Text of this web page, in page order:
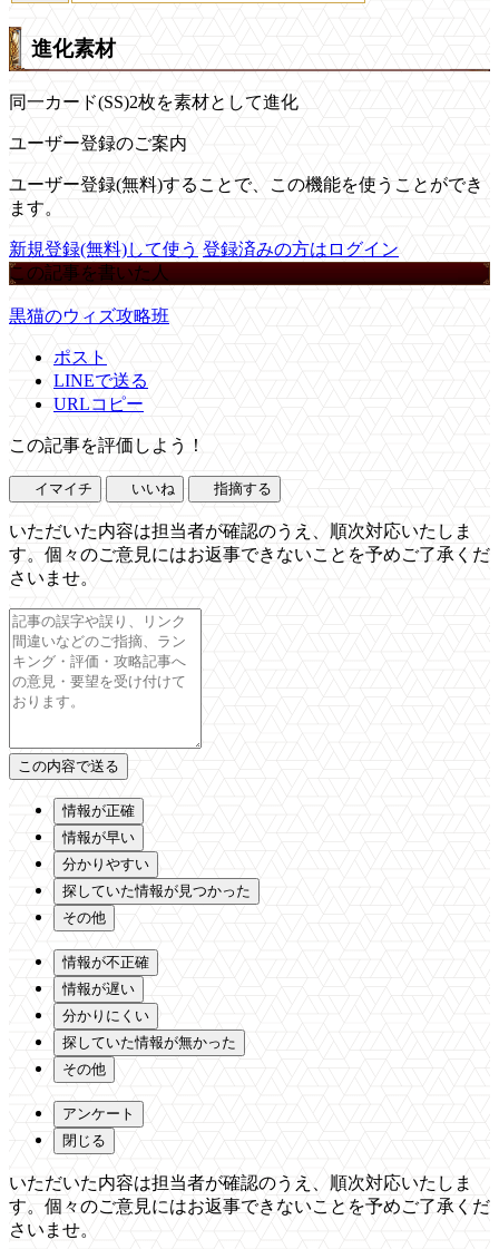
進化素材
同一カード(SS)2枚を素材として進化
ユーザー登録のご案内
ユーザー登録(無料)することで、この機能を使うことができ
ます。
新規登録(無料)して使う 登録済みの方はログイン
この記事を書いた人
黒猫のウィズ攻略班
ポスト
LINEで送る
URLコピー
この記事を評価しよう！
イマイチ いいね 指摘する
いただいた内容は担当者が確認のうえ、順次対応いたしま
す。個々のご意見にはお返事できないことを予めご了承くだ
さいませ。
情報が正確
情報が早い
分かりやすい
探していた情報が見つかった
その他
情報が不正確
情報が遅い
分かりにくい
探していた情報が無かった
その他
アンケート
閉じる
いただいた内容は担当者が確認のうえ、順次対応いたしま
す。個々のご意見にはお返事できないことを予めご了承くだ
さいませ。